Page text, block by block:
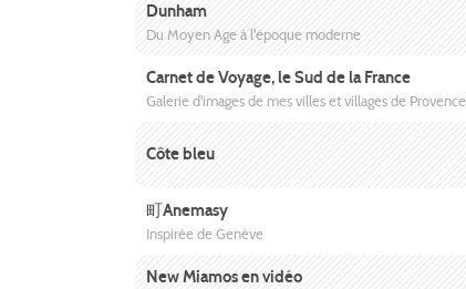
Dunham
Du Moyen Age à l'époque moderne
Carnet de Voyage, le Sud de la France
Galerie d'images de mes villes et villages de Provence
Côte bleu
町Anemasy
Inspirée de Genève
New Miamos en vidéo